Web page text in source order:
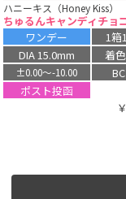
ハニーキス（Honey Kiss）
ちゅるんキャンディチョ
ワンデー
1箱
DIA 15.0mm
着
±0.00〜-10.00
ポスト投函